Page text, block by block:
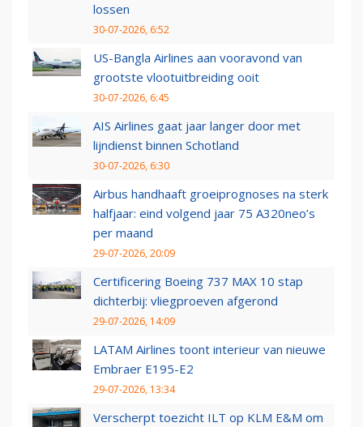
lossen
30-07-2026, 6:52
US-Bangla Airlines aan vooravond van
grootste vlootuitbreiding ooit
30-07-2026, 6:45
AIS Airlines gaat jaar langer door met
lijndienst binnen Schotland
30-07-2026, 6:30
Airbus handhaaft groeiprognoses na sterk
halfjaar: eind volgend jaar 75 A320neo’s
per maand
29-07-2026, 20:09
Certificering Boeing 737 MAX 10 stap
dichterbij: vliegproeven afgerond
29-07-2026, 14:09
LATAM Airlines toont interieur van nieuwe
Embraer E195-E2
29-07-2026, 13:34
Verscherpt toezicht ILT op KLM E&M om